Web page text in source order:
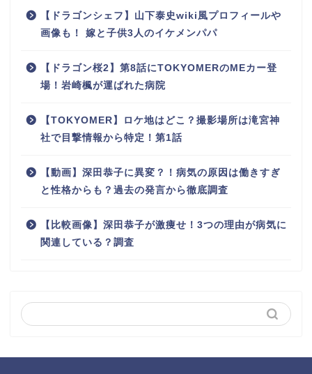
【ドラゴンシェフ】山下泰史wiki風プロフィールや
画像も！ 嫁と子供3人のイケメンパパ
【ドラゴン桜2】第8話にTOKYOMERのMEカー登
場！岩崎楓が運ばれた病院
【TOKYOMER】ロケ地はどこ？撮影場所は滝宮神
社で目撃情報から特定！第1話
【動画】深田恭子に異変？！病気の原因は働きすぎ
と性格からも？過去の発言から徹底調査
【比較画像】深田恭子が激痩せ！3つの理由が病気に
関連している？調査